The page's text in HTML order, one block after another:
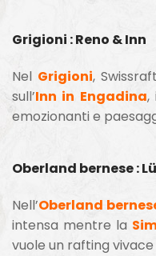
Grigioni : Reno & Inn
Nel Grigioni,
sull’Inn in Engadina,
emozionanti e
Oberland bernese :
Nell’Oberland
intensa mentre la
vuole un rafting